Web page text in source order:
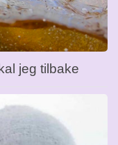
jeg tilbake